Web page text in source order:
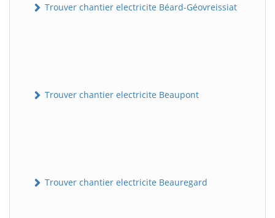
Trouver chantier electricite Béard-Géovreissiat
Trouver chantier electricite Beaupont
Trouver chantier electricite Beauregard